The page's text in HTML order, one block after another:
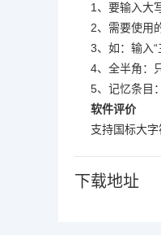
1、要输入大
2、需要使用
3、如：输入“
4、全半角：
5、记忆条目
软件评价
支持国标大
下载地址